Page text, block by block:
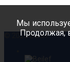
2026Belief
Мы
Продолжая,